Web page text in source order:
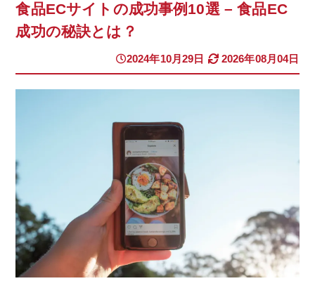
食品ECサイトの成功事例10選 – 食品EC
成功の秘訣とは？
2024年10月29日 2026年08月04日